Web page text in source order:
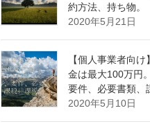
約方法、持ち物。
2020年5月21日
【個人事業者向
金は最大100万円
要件、必要書類、
2020年5月10日